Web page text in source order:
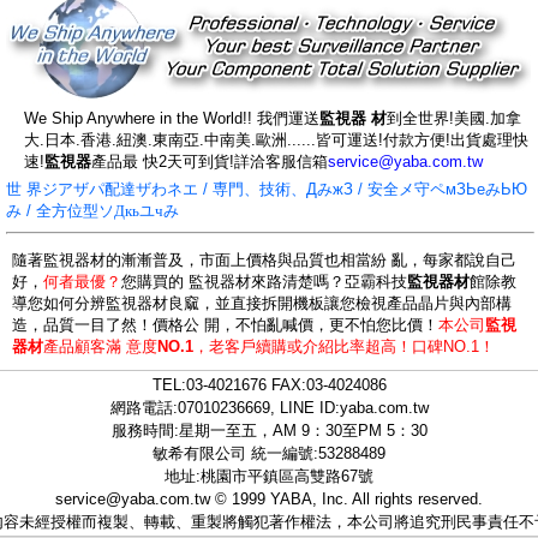
We Ship Anywhere in the World!! 我們運送監視器 材到全世界!美國.加拿
大.日本.香港.紐澳.東南亞.中南美.歐洲......皆可運送!付款方便!出貨處理快
速!監視器產品最 快2天可到貨!詳洽客服信箱service@yaba.com.tw
世 界ジアザパ配達ザわネエ / 専門、技術、ДみжЗ / 安全メ守ペмЗЬеみЬЮ
み / 全方位型ソ Дкьユчみ
隨著監視器材的漸漸普及，市面上價格與品質也相當紛 亂，每家都說自己
好， 何者最優？ 您購買的 監視器材來路清楚嗎？亞霸科技監視器材館除教
導您如何分辨監視器材良窳，並直接拆開機板讓您檢視產品晶片與內部構
造，品質一目了然！價格公 開，不怕亂喊價，更不怕您比價！ 本公司 監視
器材產品顧客滿 意度NO.1， 老客戶續購或介紹比率超高！口碑NO.1！
TEL:03-4021676FAX:03-4024086
網路電話:07010236669, LINE ID:yaba.com.tw
服務時間:星期一至五，AM 9：30至PM 5：30
敏希有限公司 統一編號:53288489
地址:桃園市平鎮區高雙路67號
service@yaba.com.tw© 1999 YABA, Inc. All rights reserved.
容未經授權而複製、轉載、重製將觸犯著作權法，本公司將追究刑民事責任不